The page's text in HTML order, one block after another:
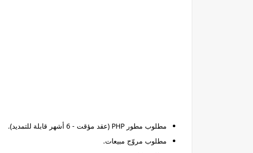
مطلوب مطور PHP (عقد مؤقت - 6 أشهر قابلة للتمديد).
مطلوب مروّج مبيعات.